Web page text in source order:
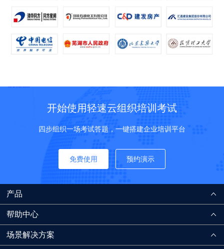
开始使用轻速云组织培训考试
四步组织一场考试答题，一键搭建企业培训平台
免费使用 预约演示
产品
帮助中心
场景解决方案